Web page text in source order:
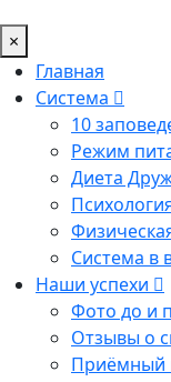
×
Главная
Система
10
Режим
Диета
Система в
Наши успехи
Фото до и
Отзывы о
Приёмный